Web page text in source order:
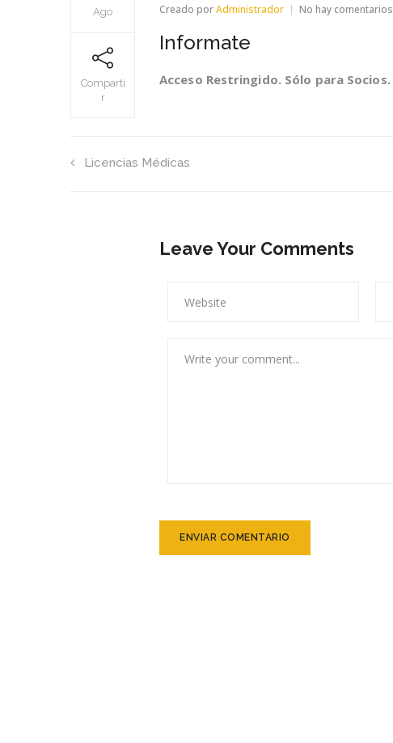
Ago
Comparti
r
Creado porAdministrador No hay comentarios
Informate
Acceso Restringido. Sólo para Socios.
Licencias Médicas
Leave Your Comments